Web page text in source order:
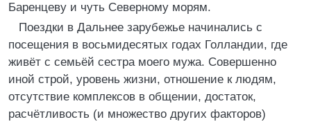
Баренцеву и чуть Северному морям.
Поездки в Дальнее зарубежье начинались с
посещения в восьмидесятых годах Голландии, где
живёт с семьёй сестра моего мужа. Совершенно
иной строй, уровень жизни, отношение к людям,
отсутствие комплексов в общении, достаток,
расчётливость (и множество других факторов)